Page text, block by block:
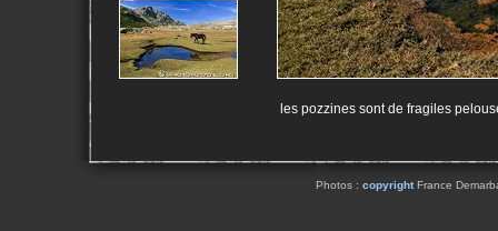
les pozzines sont de fragiles
Photos : copyrightFrance